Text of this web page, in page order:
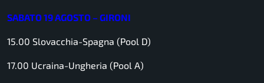
SABATO 19 AGOSTO – GIRONI
15.00 Slovacchia-Spagna (Pool D)
17.00 Ucraina-Ungheria (Pool A)